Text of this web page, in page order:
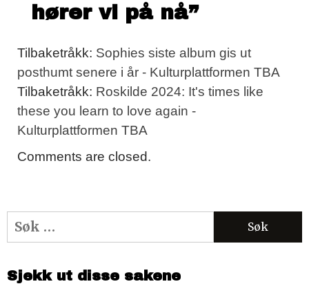
hører vi på nå”
Tilbaketråkk: Sophies siste album gis ut
posthumt senere i år - Kulturplattformen TBA
Tilbaketråkk: Roskilde 2024: It's times like
these you learn to love again -
Kulturplattformen TBA
Comments are closed.
Søk
etter:
Sjekk ut disse sakene